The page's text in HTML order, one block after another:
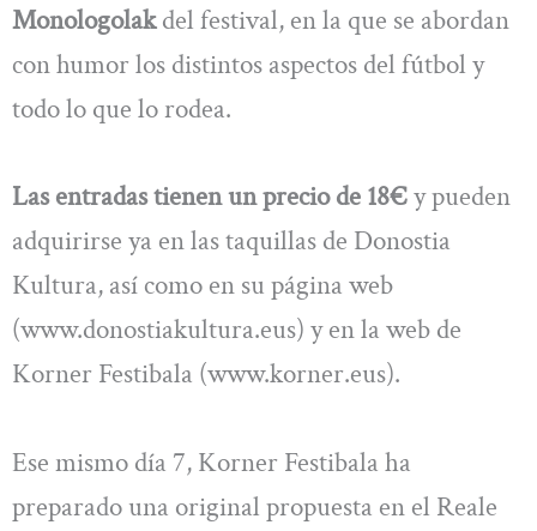
Monologolakdel festival, en la que se abordan
con humor los distintos aspectos del fútbol y
todo lo que lo rodea.
Las entradas tienen un precio de 18€y pueden
adquirirse ya en las taquillas de Donostia
Kultura, así como en su página web
(www.donostiakultura.eus) y en la web de
Korner Festibala (www.korner.eus).
Ese mismo día 7, Korner Festibala ha
preparado una original propuesta en el Reale